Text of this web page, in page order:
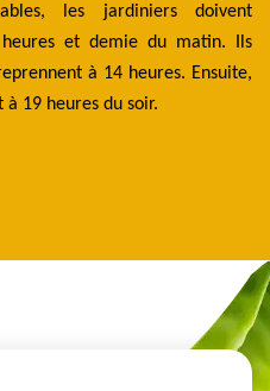
les jardiniers doivent
et demie du matin. Ils
à 14 heures. Ensuite,
19 heures du soir.